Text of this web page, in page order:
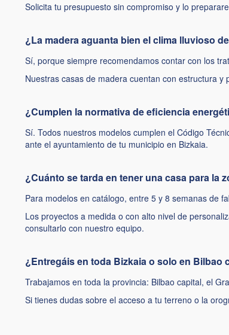
Solicita tu presupuesto sin compromiso y lo
¿La madera aguanta bien el clima lluvioso
Sí, porque siempre recomendamos contar con los
Nuestras casas de madera cuentan con estructura
¿Cumplen la normativa de eficiencia
Sí. Todos nuestros modelos cumplen el Código
ante el ayuntamiento de tu municipio en Bizkaia.
¿Cuánto se tarda en tener una casa para la
Para modelos en catálogo, entre 5 y 8 semanas de
Los proyectos a medida o con alto nivel de
consultarlo con nuestro equipo.
¿Entregáis en toda Bizkaia o solo en Bilbao
Trabajamos en toda la provincia: Bilbao capital, el
Si tienes dudas sobre el acceso a tu terreno o la